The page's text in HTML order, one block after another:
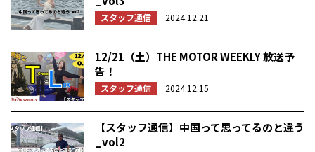
スタッフ通信 2024.12.21
12/21（土）THE MOTOR WEEKLY 放送予
告！
スタッフ通信 2024.12.15
【スタッフ通信】中国って思ってるのと違う
_vol2